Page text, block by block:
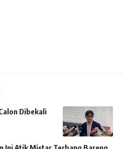
Dibekali